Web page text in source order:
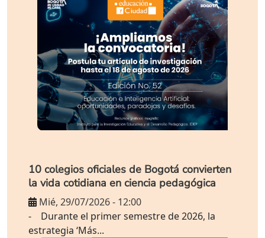
10 colegios oficiales de Bogotá convierten
la vida cotidiana en ciencia pedagógica
Mié, 29/07/2026 - 12:00
- Durante el primer semestre de 2026, la
estrategia ‘Más...